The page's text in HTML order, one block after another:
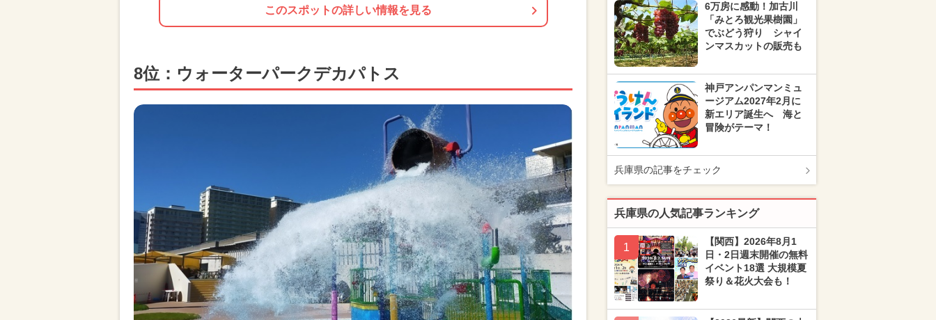
このスポットの詳しい情報を見る
8位：ウォーターパークデカパトス
6万房に感動！加古川
「みとろ観光果樹園」
でぶどう狩り シャイ
ンマスカットの販売も
神戸アンパンマンミュ
ージアム2027年2月に
新エリア誕生へ 海と
冒険がテーマ！
兵庫県の記事をチェック
兵庫県の人気記事ランキング
1
【関西】2026年8月1
日・2日週末開催の無料
イベント18選 大規模夏
祭り＆花火大会も！